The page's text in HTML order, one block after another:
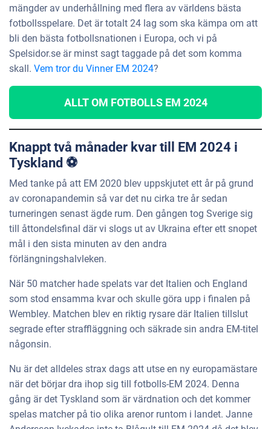
mängder av underhållning med flera av världens bästa
fotbollsspelare. Det är totalt 24 lag som ska kämpa om att
bli den bästa fotbollsnationen i Europa, och vi på
Spelsidor.se är minst sagt taggade på det som komma
skall. Vem tror du Vinner EM 2024?
ALLT OM FOTBOLLS EM 2024
Knappt två månader kvar till EM 2024 i
Tyskland ⚽️
Med tanke på att EM 2020 blev uppskjutet ett år på grund
av coronapandemin så var det nu cirka tre år sedan
turneringen senast ägde rum. Den gången tog Sverige sig
till åttondelsfinal där vi slogs ut av Ukraina efter ett snopet
mål i den sista minuten av den andra
förlängningshalvleken.
När 50 matcher hade spelats var det Italien och England
som stod ensamma kvar och skulle göra upp i finalen på
Wembley. Matchen blev en riktig rysare där Italien tillslut
segrade efter straffläggning och säkrade sin andra EM-titel
någonsin.
Nu är det alldeles strax dags att utse en ny europamästare
när det börjar dra ihop sig till fotbolls-EM 2024. Denna
gång är det Tyskland som är värdnation och det kommer
spelas matcher på tio olika arenor runtom i landet. Janne